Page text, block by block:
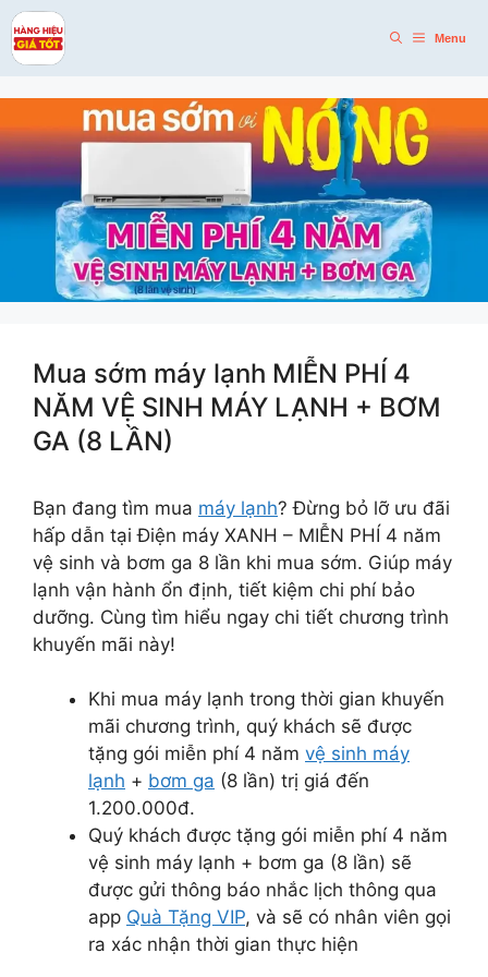
Skip
to
content
Menu
Mua sớm máy lạnh MIỄN PHÍ 4
NĂM VỆ SINH MÁY LẠNH + BƠM
GA (8 LẦN)
Bạn đang tìm mua máy lạnh? Đừng bỏ lỡ ưu đãi
hấp dẫn tại Điện máy XANH – MIỄN PHÍ 4 năm
vệ sinh và bơm ga 8 lần khi mua sớm. Giúp máy
lạnh vận hành ổn định, tiết kiệm chi phí bảo
dưỡng. Cùng tìm hiểu ngay chi tiết chương trình
khuyến mãi này!
Khi mua máy lạnh trong thời gian khuyến
mãi chương trình, quý khách sẽ được
tặng gói miễn phí 4 năm vệ sinh máy
lạnh + bơm ga (8 lần) trị giá đến
1.200.000đ.
Quý khách được tặng gói miễn phí 4 năm
vệ sinh máy lạnh + bơm ga (8 lần) sẽ
được gửi thông báo nhắc lịch thông qua
app Quà Tặng VIP, và sẽ có nhân viên gọi
ra xác nhận thời gian thực hiện